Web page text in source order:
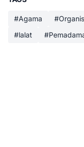
#Agama
#lalat